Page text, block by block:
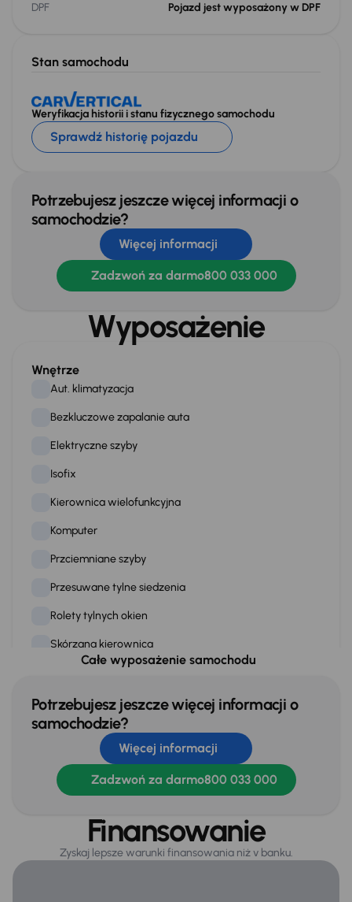
Stan samochodu
Weryfikacja historii i stanu fizycznego samochodu
Sprawdź historię pojazdu
DPF
Pojazd jest wyposażony w DPF
Potrzebujesz jeszcze więcej informacji o
samochodzie?
Więcej informacji
Zadzwoń za darmo800 033 000
Wyposażenie
Wnętrze
Aut. klimatyzacja
Bezkluczowe zapalanie auta
Elektryczne szyby
Isofix
Kierownica wielofunkcyjna
Komputer
Przciemniane szyby
Przesuwane tylne siedzenia
Rolety tylnych okien
Skórzana kierownica
Stop Start systém
Tempomat
WSP. KIEROWNICY
Zamek centralny
Na zewnątrz
Bezkluczowe otwieranie auta
Całe wyposażenie samochodu
Potrzebujesz jeszcze więcej informacji o
samochodzie?
Więcej informacji
Zadzwoń za darmo800 033 000
Finansowanie
Zyskaj lepsze warunki finansowania niż v banku.